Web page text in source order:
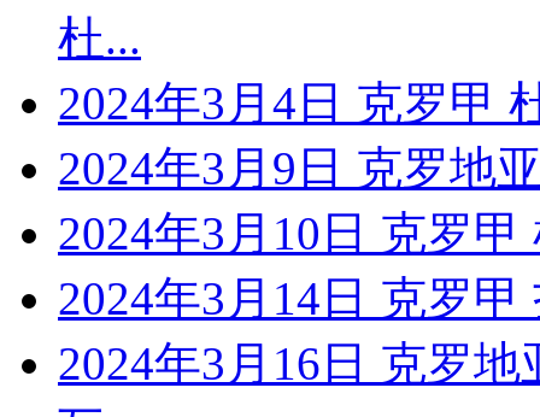
杜...
2024年3月4日 克罗甲
2024年3月9日 克罗地
2024年3月10日 克罗
2024年3月14日 克罗
2024年3月16日 克罗